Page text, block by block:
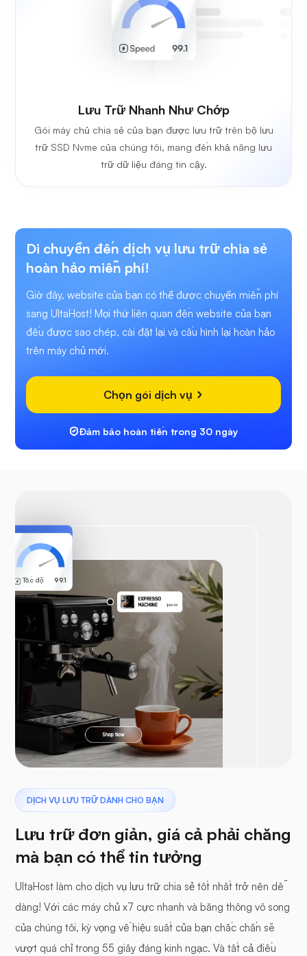
Lưu Trữ Nhanh Như Chớp
Gói máy chủ chia sẻ của bạn được lưu trữ trên bộ lưu
trữ SSD Nvme của chúng tôi, mang đến khả năng lưu
trữ dữ liệu đáng tin cậy.
Di chuyển đến dịch vụ lưu trữ chia sẻ
hoàn hảo miễn phí!
Giờ đây, website của bạn có thể được chuyển miễn phí
sang UltaHost! Mọi thứ liên quan đến website của bạn
đều được sao chép, cài đặt lại và cấu hình lại hoàn hảo
trên máy chủ mới.
Chọn gói dịch vụ
Đảm bảo hoàn tiền trong 30 ngày
DỊCH VỤ LƯU TRỮ DÀNH CHO BẠN
Lưu trữ đơn giản, giá cả phải chăng
mà bạn có thể tin tưởng
UltaHost làm cho dịch vụ lưu trữ chia sẻ tốt nhất trở nên dễ
dàng! Với các máy chủ x7 cực nhanh và băng thông vô song
của chúng tôi, kỳ vọng về hiệu suất của bạn chắc chắn sẽ
vượt quá chỉ trong 55 giây đáng kinh ngạc. Và tất cả điều
Được bảo vệ
Không tìm thấy
mối đe dọa nào
Tốc độ 99.1